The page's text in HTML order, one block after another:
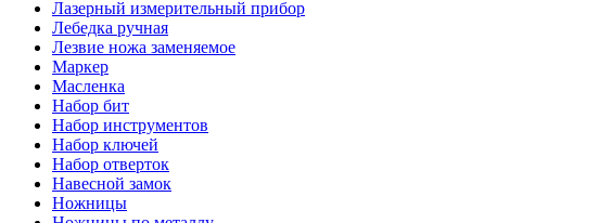
Лазерный измерительный прибор
Лебедка ручная
Лезвие ножа заменяемое
Маркер
Масленка
Набор бит
Набор инструментов
Набор ключей
Набор отверток
Навесной замок
Ножницы